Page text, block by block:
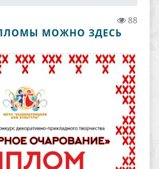
88
МОЖНО ЗДЕСЬ